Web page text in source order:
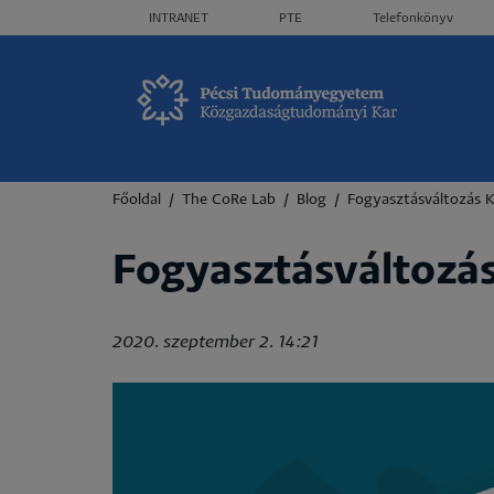
Header menü
INTRANET PTE Telefonkönyv
Morzsa
Főoldal The CoRe Lab Blog Fogyasztásváltozás
2020. szeptember 2. 14:21